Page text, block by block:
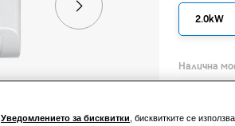
2.0kW
Налична
Уведомлението за бисквитки , бисквитките се